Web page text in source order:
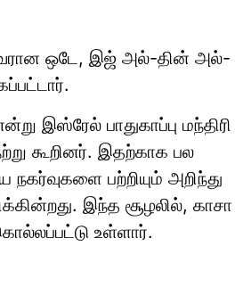
ஒடே, இஜ் அல்-தின் அல்-
பாதுகாப்பு மந்திரி
கூறினர். இதற்காக பல
பற்றியும் அறிந்து
இந்த சூழலில், காசா
உள்ளார்.